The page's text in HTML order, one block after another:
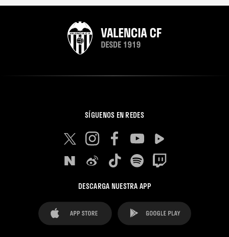
SÍGUENOS EN REDES
DESCARGA NUESTRA APP